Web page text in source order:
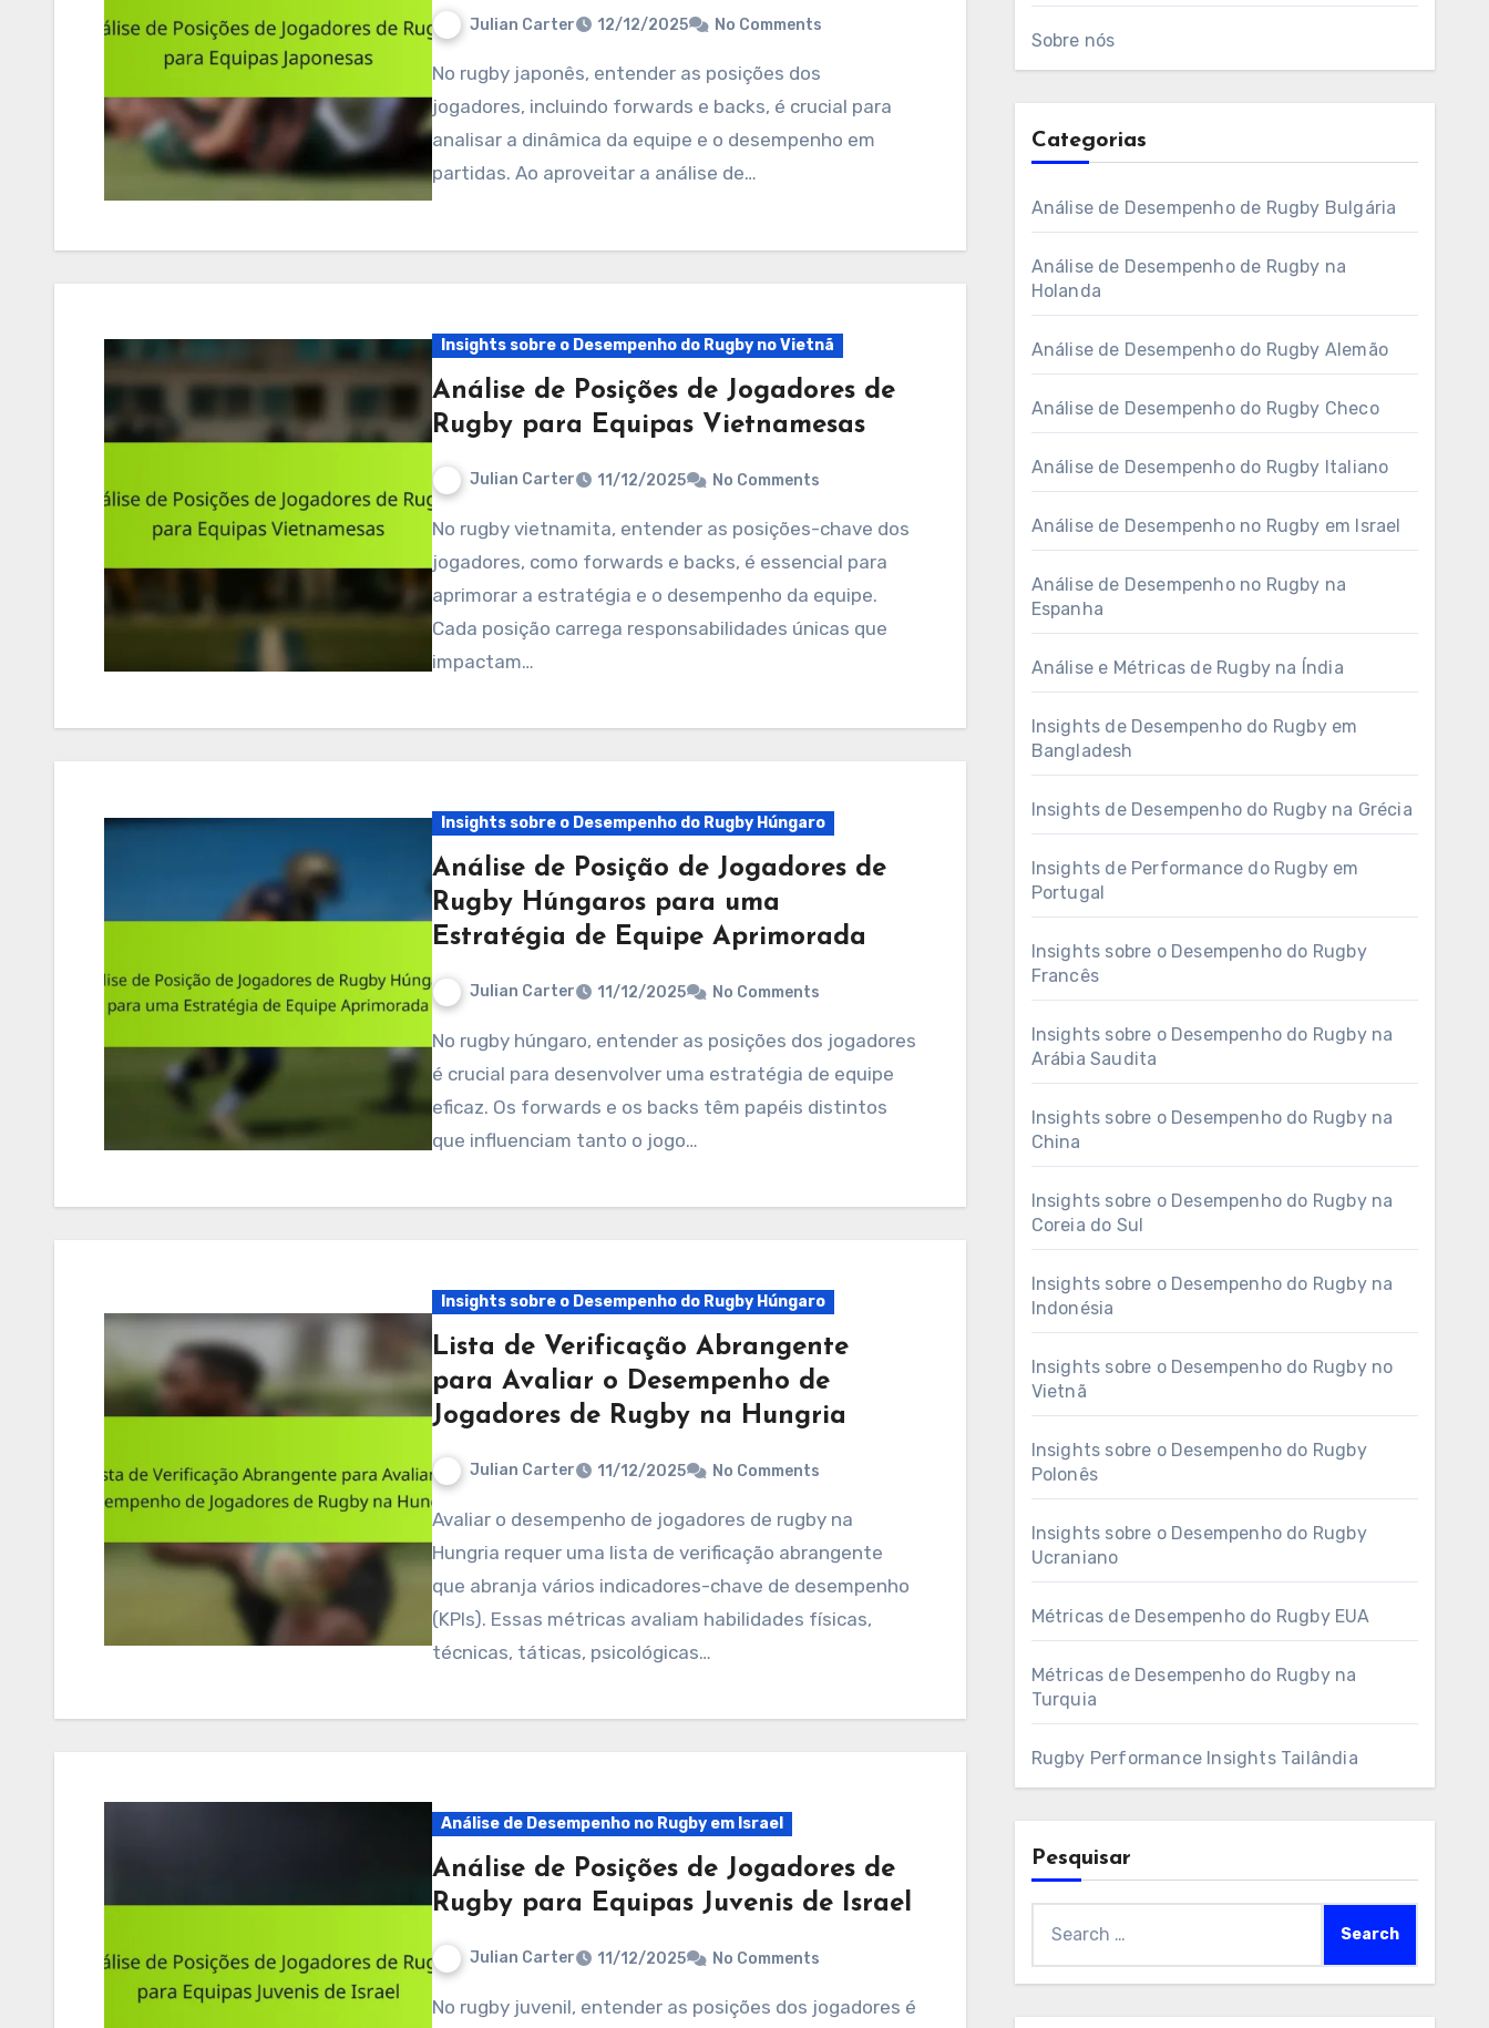
Julian Carter 12/12/2025 No Comments
No rugby japonês, entender as posições dos
jogadores, incluindo forwards e backs, é crucial para
analisar a dinâmica da equipe e o desempenho em
partidas. Ao aproveitar a análise de…
Insights sobre o Desempenho do Rugby no Vietnã
Análise de Posições de Jogadores de
Rugby para Equipas Vietnamesas
Julian Carter 11/12/2025 No Comments
No rugby vietnamita, entender as posições-chave dos
jogadores, como forwards e backs, é essencial para
aprimorar a estratégia e o desempenho da equipe.
Cada posição carrega responsabilidades únicas que
impactam…
Insights sobre o Desempenho do Rugby Húngaro
Análise de Posição de Jogadores de
Rugby Húngaros para uma
Estratégia de Equipe Aprimorada
Julian Carter 11/12/2025 No Comments
No rugby húngaro, entender as posições dos jogadores
é crucial para desenvolver uma estratégia de equipe
eficaz. Os forwards e os backs têm papéis distintos
que influenciam tanto o jogo…
Insights sobre o Desempenho do Rugby Húngaro
Lista de Verificação Abrangente
para Avaliar o Desempenho de
Jogadores de Rugby na Hungria
Julian Carter 11/12/2025 No Comments
Avaliar o desempenho de jogadores de rugby na
Hungria requer uma lista de verificação abrangente
que abranja vários indicadores-chave de desempenho
(KPIs). Essas métricas avaliam habilidades físicas,
técnicas, táticas, psicológicas…
Análise de Desempenho no Rugby em Israel
Análise de Posições de Jogadores de
Rugby para Equipas Juvenis de Israel
Julian Carter 11/12/2025 No Comments
No rugby juvenil, entender as posições dos jogadores é
Sobre nós
Categorias
Análise de Desempenho de Rugby Bulgária
Análise de Desempenho de Rugby na
Holanda
Análise de Desempenho do Rugby Alemão
Análise de Desempenho do Rugby Checo
Análise de Desempenho do Rugby Italiano
Análise de Desempenho no Rugby em Israel
Análise de Desempenho no Rugby na
Espanha
Análise e Métricas de Rugby na Índia
Insights de Desempenho do Rugby em
Bangladesh
Insights de Desempenho do Rugby na Grécia
Insights de Performance do Rugby em
Portugal
Insights sobre o Desempenho do Rugby
Francês
Insights sobre o Desempenho do Rugby na
Arábia Saudita
Insights sobre o Desempenho do Rugby na
China
Insights sobre o Desempenho do Rugby na
Coreia do Sul
Insights sobre o Desempenho do Rugby na
Indonésia
Insights sobre o Desempenho do Rugby no
Vietnã
Insights sobre o Desempenho do Rugby
Polonês
Insights sobre o Desempenho do Rugby
Ucraniano
Métricas de Desempenho do Rugby EUA
Métricas de Desempenho do Rugby na
Turquia
Rugby Performance Insights Tailândia
Pesquisar
for: